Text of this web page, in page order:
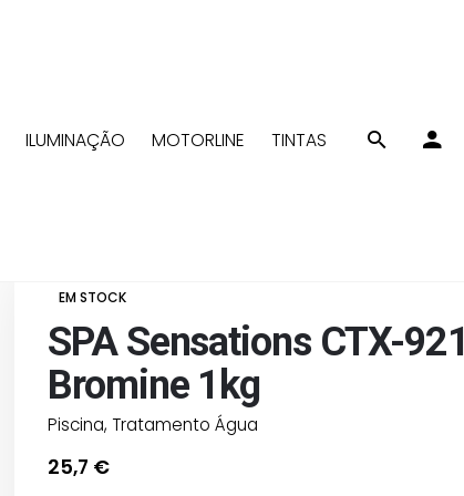
ILUMINAÇÃO MOTORLINE TINTAS
EM STOCK
SPA Sensations CTX-921
Bromine 1kg
Piscina, Tratamento Água
25,7 €